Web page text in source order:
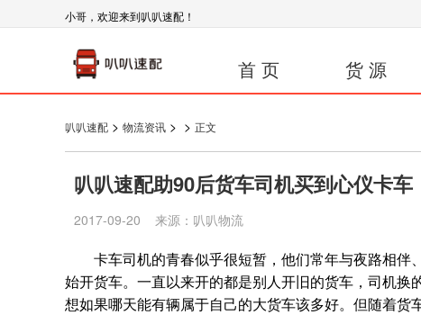
小哥，欢迎来到叭叭速配！
首 页 货 源
叭叭速配 > 物流资讯 > > 正文
叭叭速配助90后货车司机买到心仪卡车
2017-09-20 来源：叭叭物流
卡车司机的青春似乎很短暂，他们常年与夜路相伴
始开货车。一直以来开的都是别人开旧的货车，司机
想如果哪天能有辆属于自己的大货车该多好。但随着